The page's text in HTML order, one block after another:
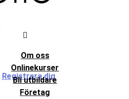
Om oss
Onlinekurser
Bli utbildare
Företag
Registrera dig